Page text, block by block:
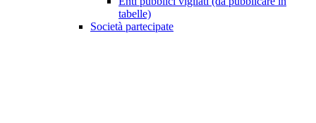
tabelle)
Società partecipate